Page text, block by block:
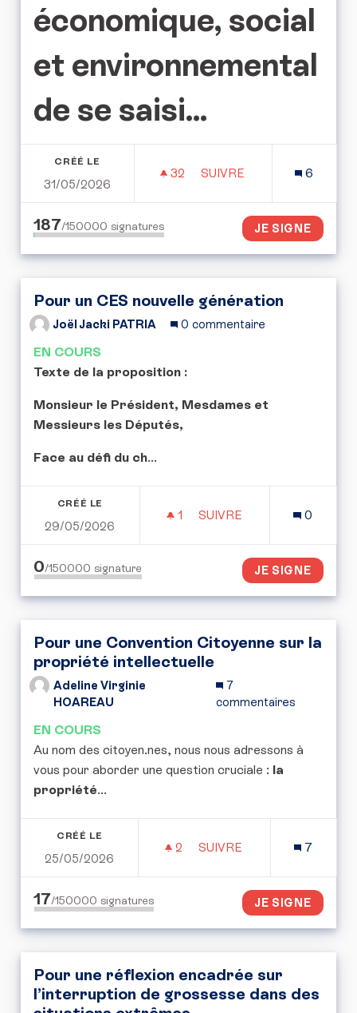
économique, social
et environnemental
de se saisi...
CRÉÉ LE
31/05/2026
32 32 ABONNÉS
SUIVRE
6
187/150000 signatures JE SIGNE
Pour un CES nouvelle génération
Joël Jacki PATRIA 0 commentaire
EN COURS
Texte de la proposition :
Monsieur le Président, Mesdames et
Messieurs les Députés,
Face au défi du ch...
CRÉÉ LE
29/05/2026
1 1 ABONNÉ
SUIVRE
0
0/150000 signature JE SIGNE
Pour une Convention Citoyenne sur la
propriété intellectuelle
Adeline Virginie
HOAREAU
7
commentaires
EN COURS
Au nom des citoyen.nes, nous nous adressons à
vous pour aborder une question cruciale : la
propriété...
CRÉÉ LE
25/05/2026
2 2 ABONNÉS
SUIVRE
7
17/150000 signatures JE SIGNE
Pour une réflexion encadrée sur
l’interruption de grossesse dans des